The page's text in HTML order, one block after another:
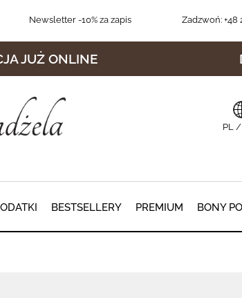
Newsletter-10% za zapis Zadzwoń: +48
JUŻ ONLINE
PL/
BESTSELLERY PREMIUM BONY